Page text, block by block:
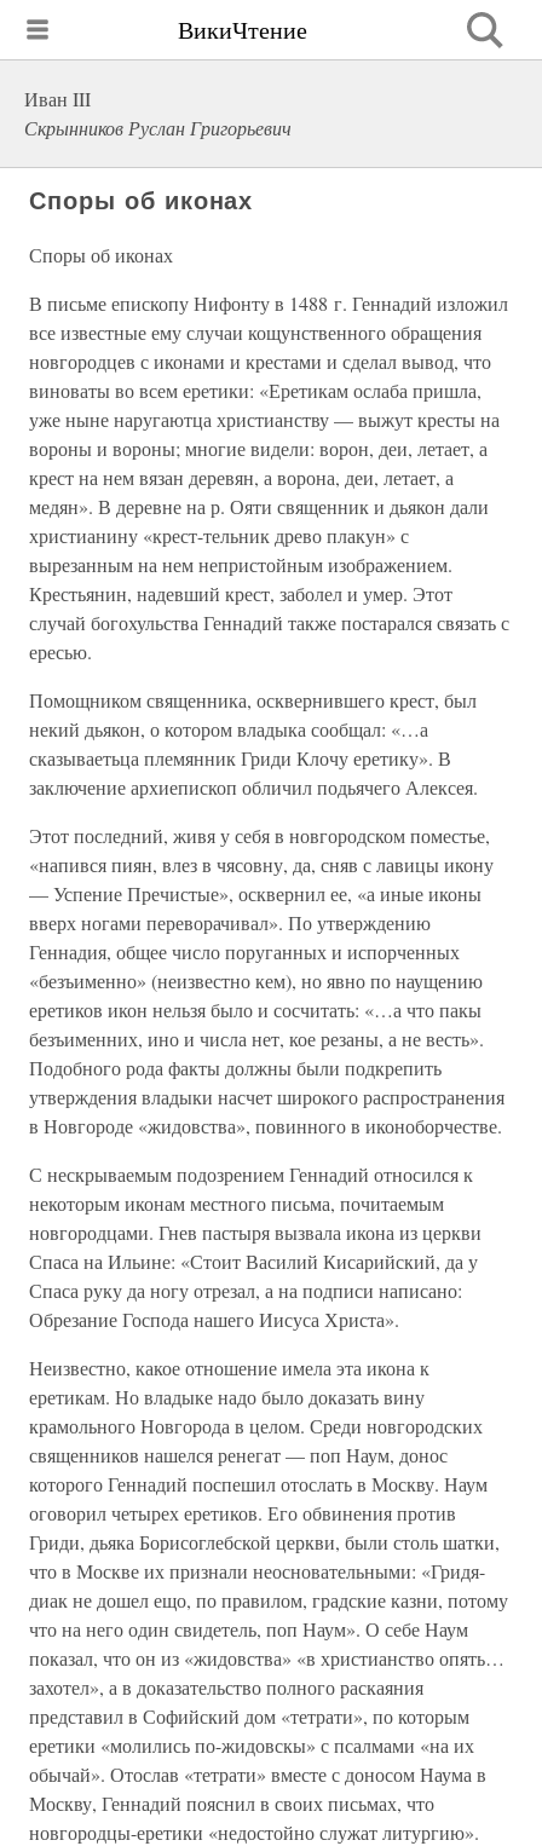
ВикиЧтение
Иван III
Скрынников Руслан Григорьевич
Споры об иконах
Споры об иконах
В письме епископу Нифонту в 1488 г. Геннадий изложил
все известные ему случаи кощунственного обращения
новгородцев с иконами и крестами и сделал вывод, что
виноваты во всем еретики: «Еретикам ослаба пришла,
уже ныне наругаютца христианству — выжут кресты на
вороны и вороны; многие видели: ворон, деи, летает, а
крест на нем вязан деревян, а ворона, деи, летает, а
медян». В деревне на р. Ояти священник и дьякон дали
христианину «крест-тельник древо плакун» с
вырезанным на нем непристойным изображением.
Крестьянин, надевший крест, заболел и умер. Этот
случай богохульства Геннадий также постарался связать с
ересью.
Помощником священника, осквернившего крест, был
некий дьякон, о котором владыка сообщал: «…а
сказываетьца племянник Гриди Клочу еретику». В
заключение архиепископ обличил подьячего Алексея.
Этот последний, живя у себя в новгородском поместье,
«напився пиян, влез в чясовну, да, сняв с лавицы икону
— Успение Пречистые», осквернил ее, «а иные иконы
вверх ногами переворачивал». По утверждению
Геннадия, общее число поруганных и испорченных
«безъименно» (неизвестно кем), но явно по наущению
еретиков икон нельзя было и сосчитать: «…а что пакы
безъименних, ино и числа нет, кое резаны, а не весть».
Подобного рода факты должны были подкрепить
утверждения владыки насчет широкого распространения
в Новгороде «жидовства», повинного в иконоборчестве.
С нескрываемым подозрением Геннадий относился к
некоторым иконам местного письма, почитаемым
новгородцами. Гнев пастыря вызвала икона из церкви
Спаса на Ильине: «Стоит Василий Кисарийский, да у
Спаса руку да ногу отрезал, а на подписи написано:
Обрезание Господа нашего Иисуса Христа».
Неизвестно, какое отношение имела эта икона к
еретикам. Но владыке надо было доказать вину
крамольного Новгорода в целом. Среди новгородских
священников нашелся ренегат — поп Наум, донос
которого Геннадий поспешил отослать в Москву. Наум
оговорил четырех еретиков. Его обвинения против
Гриди, дьяка Борисоглебской церкви, были столь шатки,
что в Москве их признали неосновательными: «Гридя-
диак не дошел ещо, по правилом, градские казни, потому
что на него один свидетель, поп Наум». О себе Наум
показал, что он из «жидовства» «в христианство опять…
захотел», а в доказательство полного раскаяния
представил в Софийский дом «тетрати», по которым
еретики «молились по-жидовскы» с псалмами «на их
обычай». Отослав «тетрати» вместе с доносом Наума в
Москву, Геннадий пояснил в своих письмах, что
новгородцы-еретики «недостойно служат литургию».